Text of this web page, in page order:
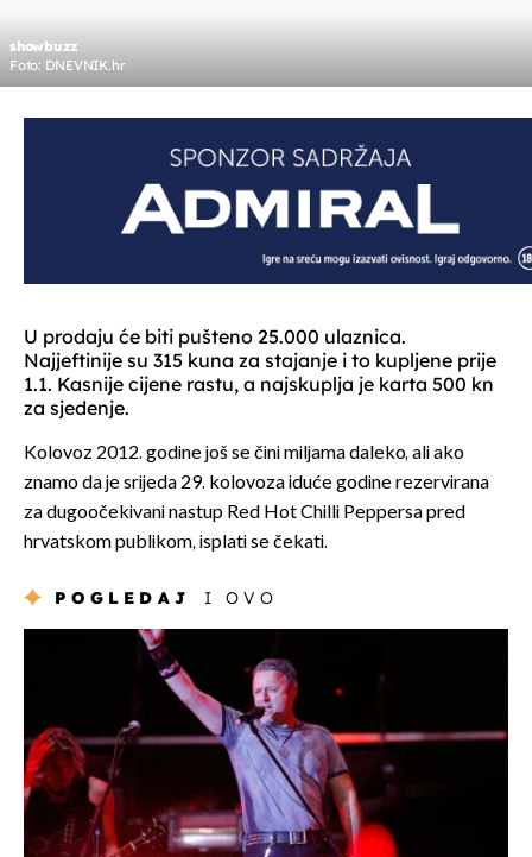
showbuzz
Foto: DNEVNIK.hr
U prodaju će biti pušteno 25.000 ulaznica.
Najjeftinije su 315 kuna za stajanje i to kupljene prije
1.1. Kasnije cijene rastu, a najskuplja je karta 500 kn
za sjedenje.
Kolovoz 2012. godine još se čini miljama daleko, ali ako
znamo da je srijeda 29. kolovoza iduće godine rezervirana
za dugoočekivani nastup Red Hot Chilli Peppersa pred
hrvatskom publikom, isplati se čekati.
POGLEDAJ I OVO